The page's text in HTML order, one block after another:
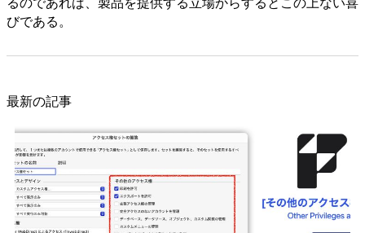
るのであれば、製品を提供する立場からするとこの上ない喜
びである。
最新の記事